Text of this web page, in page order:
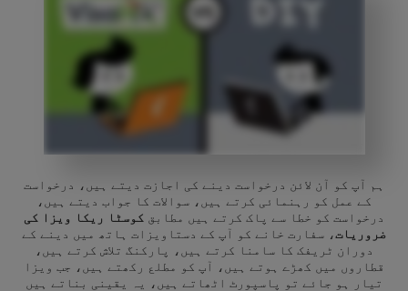
ہم آپ کو آن لائن درخواست دینے کی اجازت دیتے ہیں، درخواست
کے عمل کو رہنمائی کرتے ہیں، سوالات کا جواب دیتے ہیں،
درخواست کو خطا سے پاک کرتے ہیں مطابق کوسٹا ریکا ویزا کی
ضروریات، سفارت خانے کو آپ کے دستاویزات ہاتھ میں دینے کے
دوران ٹریفک کا سامنا کرتے ہیں، پارکنگ تلاش کرتے ہیں،
قطاروں میں کھڑے ہوتے ہیں، آپ کو مطلع رکھتے ہیں، جب ویزا
تیار ہو جائے تو پاسپورٹ اٹھاتے ہیں، یہ یقینی بناتے ہیں